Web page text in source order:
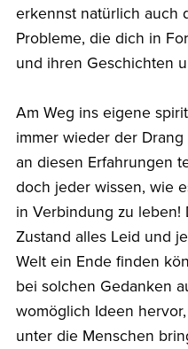
erkennst natürlich auch
Probleme, die dich in
und ihren Geschichten
Am Weg ins eigene
immer wieder der
an diesen Erfahrungen
doch jeder wissen, wie
in Verbindung zu leben!
Zustand alles Leid und
Welt ein Ende finden
bei solchen Gedanken
womöglich Ideen
unter die Menschen